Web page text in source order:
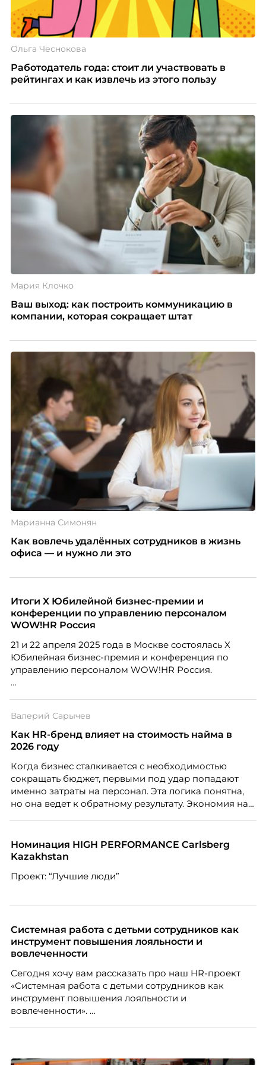
Ольга Чеснокова
Работодатель года: стоит ли участвовать в
рейтингах и как извлечь из этого пользу
Мария Клочко
Ваш выход: как построить коммуникацию в
компании, которая сокращает штат
Марианна Симонян
Как вовлечь удалённых сотрудников в жизнь
офиса — и нужно ли это
Итоги X Юбилейной бизнес-премии и
конференции по управлению персоналом
WOW!HR Россия
21 и 22 апреля 2025 года в Москве состоялась X
Юбилейная бизнес-премия и конференция по
управлению персоналом WOW!HR Россия.
номинантов и гостей мероприятия.
Валерий Сарычев
Как HR-бренд влияет на стоимость найма в
2026 году
Когда бизнес сталкивается с необходимостью
сокращать бюджет, первыми под удар попадают
именно затраты на персонал. Эта логика понятна,
но она ведет к обратному результату. Экономия на
значит – сокращает доходы бизнеса.
Номинация HIGH PERFORMANCE Carlsberg
Kazakhstan
Проект: “Лучшие люди”
Системная работа с детьми сотрудников как
инструмент повышения лояльности и
вовлеченности
Сегодня хочу вам рассказать про наш HR-проект
«Системная работа с детьми сотрудников как
инструмент повышения лояльности и
вовлеченности».